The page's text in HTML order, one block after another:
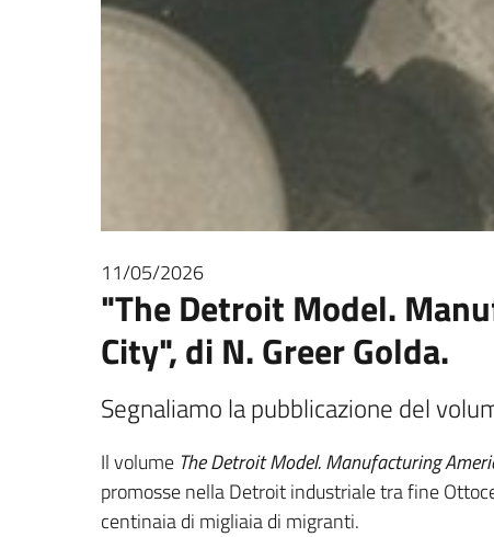
11/05/2026
"The Detroit Model.
City", di N. Greer Golda.
Segnaliamo la pubblicazione del
Il volume The Detroit Model. Manufacturing
promosse nella Detroit industriale tra fine
centinaia di migliaia di migranti.